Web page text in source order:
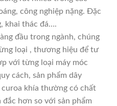
công nghiệp nặng. Đặc
khai thác đá….
đầu trong ngành, chúng
loại , thương hiệu để tư
với từng loại máy móc
cách, sản phẩm dây
khía thường có chất
đắc hơn so với sản phẩm